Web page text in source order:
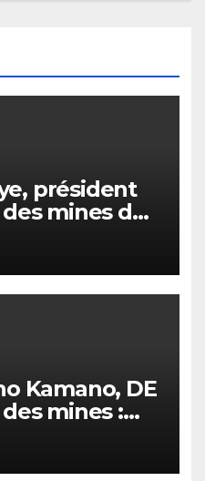
président
mines du
l’Etat qui doit
des
Kamano, DE
mines :
la
»